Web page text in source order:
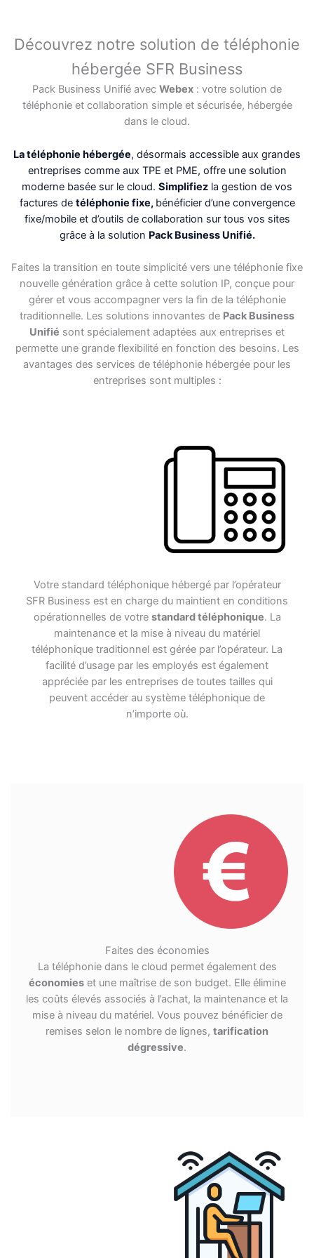
Découvrez notre solution de téléphonie
hébergée SFR Business
Pack Business Unifié avec Webex : votre solution de
téléphonie et collaboration simple et sécurisée, hébergée
dans le cloud.
La téléphonie hébergée, désormais accessible aux grandes
entreprises comme aux TPE et PME, offre une solution
moderne basée sur le cloud. Simplifiez la gestion de vos
factures de téléphonie fixe, bénéficier d’une convergence
fixe/mobile et d’outils de collaboration sur tous vos sites
grâce à la solution Pack Business Unifié.
Faites la transition en toute simplicité vers une téléphonie fixe
nouvelle génération grâce à cette solution IP, conçue pour
gérer et vous accompagner vers la fin de la téléphonie
traditionnelle. Les solutions innovantes de Pack Business
Unifié sont spécialement adaptées aux entreprises et
permette une grande flexibilité en fonction des besoins. Les
avantages des services de téléphonie hébergée pour les
entreprises sont multiples :
Votre standard téléphonique hébergé par l’opérateur
SFR Business est en charge du maintient en conditions
opérationnelles de votre standard téléphonique. La
maintenance et la mise à niveau du matériel
téléphonique traditionnel est gérée par l’opérateur. La
facilité d’usage par les employés est également
appréciée par les entreprises de toutes tailles qui
peuvent accéder au système téléphonique de
n’importe où.
Faites des économies
La téléphonie dans le cloud permet également des
économieset une maîtrise de son budget. Elle élimine
les coûts élevés associés à l’achat, la maintenance et la
mise à niveau du matériel. Vous pouvez bénéficier de
remises selon le nombre de lignes, tarification
dégressive.